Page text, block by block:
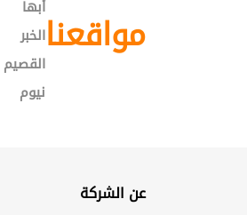
مواقعناأبها
الخبر
القصيم
نيوم
عن الشركة